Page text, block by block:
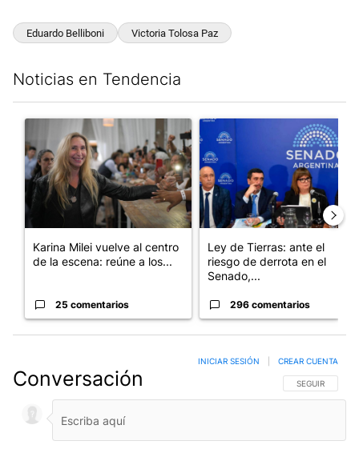
Eduardo Belliboni Victoria Tolosa Paz
Noticias en Tendencia
Un artículo de tendencia con el título "Karina Milei vuelve al
Karina Milei vuelve al centro
de la escena: reúne a los...
25 comentarios
Un artículo de tendencia con
Ley de Tierras: ante el
riesgo de derrota en el
Senado,...
296 comentarios
Conversación SIGA ESTA
SEGUIR
INICIAR SESIÓN CREAR CUENTA